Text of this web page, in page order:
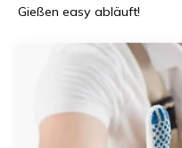
Gießen easy abläuft!